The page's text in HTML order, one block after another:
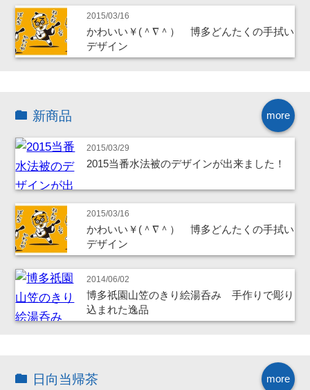
2015/03/16
かわいい￥(＾∇＾） 博多どんたくの手拭い
デザイン
more
新商品
2015/03/29
2015当番水法被のデザインが出来ました！
2015/03/16
かわいい￥(＾∇＾） 博多どんたくの手拭い
デザイン
2014/06/02
博多祇園山笠のきり絵湯呑み 手作りで彫り
込まれた逸品
more
日向当帰茶